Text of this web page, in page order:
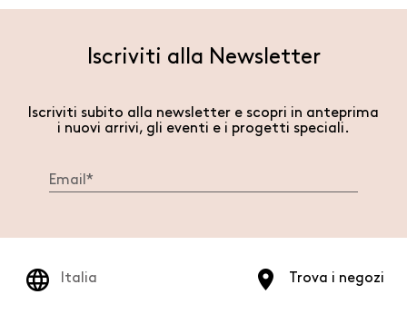
Iscriviti alla Newsletter
Iscriviti subito alla newsletter e scopri in anteprima
i nuovi arrivi, gli eventi e i progetti speciali.
Trova i negozi
Italia